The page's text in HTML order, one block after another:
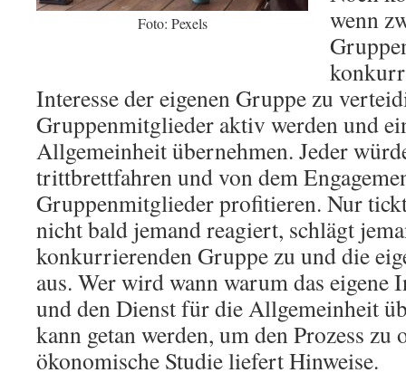
Foto: Pexels
wenn
Interesse der eigenen Gruppe zu
Gruppenmitglieder aktiv werden und
Allgemeinheit übernehmen. Jeder
trittbrettfahren und von dem
Gruppenmitglieder profitieren. Nur
nicht bald jemand reagiert, schlägt
konkurrierenden Gruppe zu und die
aus. Wer wird wann warum das eigene
und den Dienst für die Allgemeinheit
kann getan werden, um den Prozess zu
ökonomische Studie liefert Hinweise.